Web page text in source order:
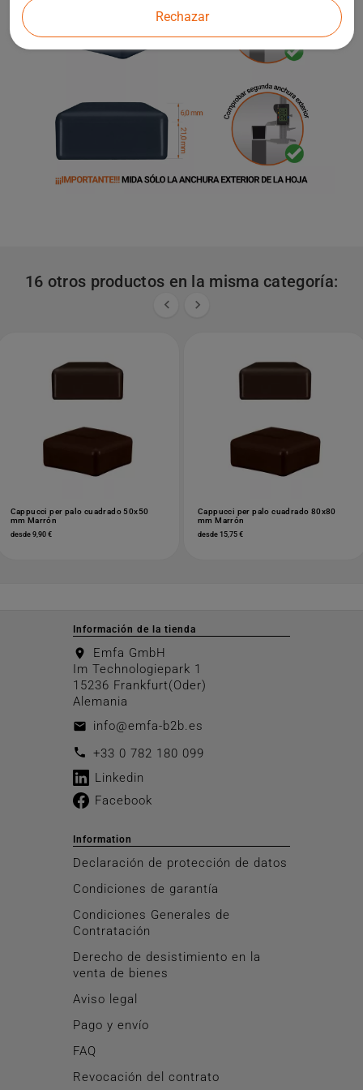
16 otros productos en la misma categoría:
 
Cappucci per palo cuadrado 50x50
mm Marrón
desde 9,90 €
Cappucci per palo cuadrado 80x80
mm Marrón
desde 15,75 €
Rechazar
Información de la tienda
location_on
Emfa GmbH
Im Technologiepark 1
15236 Frankfurt(Oder)
Alemania
email info@emfa-b2b.es
call +33 0 782 180 099
Linkedin
Facebook
Information
Declaración de protección de datos
Condiciones de garantía
Condiciones Generales de
Contratación
Derecho de desistimiento en la
venta de bienes
Aviso legal
Pago y envío
FAQ
Revocación del contrato